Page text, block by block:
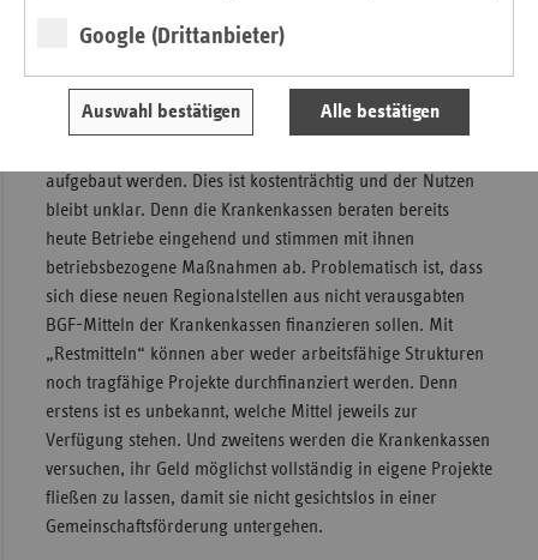
Google (Drittanbieter)
Auswahl bestätigen Alle bestätigen
Quotierung – danach sind zwei Euro je Versicherten für
Stärkung dieser Säule, da die Gestaltungsmöglichkeiten
der GKV eingeengt werden. Zudem soll eine neue,
aufgebaut werden. Dies ist kostenträchtig und der Nutzen
bleibt unklar. Denn die Krankenkassen beraten bereits
heute Betriebe eingehend und stimmen mit ihnen
betriebsbezogene Maßnahmen ab. Problematisch ist, dass
sich diese neuen Regionalstellen aus nicht verausgabten
BGF-Mitteln der Krankenkassen finanzieren sollen. Mit
„Restmitteln“ können aber weder arbeitsfähige Strukturen
noch tragfähige Projekte durchfinanziert werden. Denn
erstens ist es unbekannt, welche Mittel jeweils zur
Verfügung stehen. Und zweitens werden die Krankenkassen
versuchen, ihr Geld möglichst vollständig in eigene Projekte
fließen zu lassen, damit sie nicht gesichtslos in einer
Gemeinschaftsförderung untergehen.